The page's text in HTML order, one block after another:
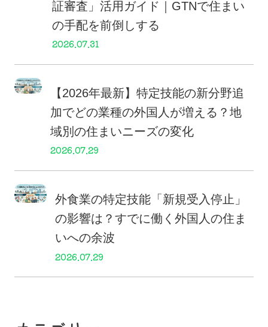
証審査」活用ガイド｜GTNで住まい
の手配を前倒しする
2026.07.31
【2026年最新】特定技能の新分野追
加でどの業種の外国人が増える？地
域別の住まいニーズの変化
2026.07.29
外食業の特定技能「新規受入停止」
の影響は？すでに働く外国人の住ま
いへの余波
2026.07.29